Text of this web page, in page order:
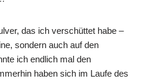
das ich verschüttet habe –
sondern auch auf den
ich endlich mal den
haben sich im Laufe des